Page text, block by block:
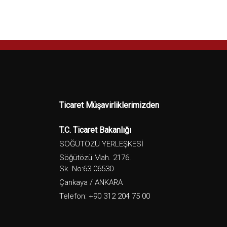
Ticaret Müşavirliklerimizden
T.C. Ticaret Bakanlığı
SÖĞÜTÖZÜ YERLEŞKESİ
Söğütözü Mah. 2176.
Sk. No:63 06530
Çankaya / ANKARA
Telefon: +90 312 204 75 00